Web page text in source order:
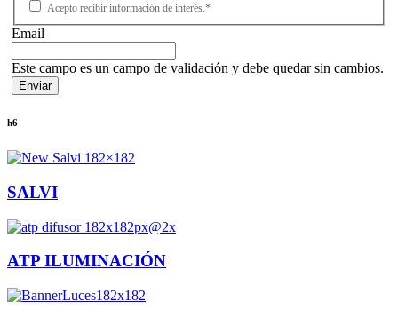
Acepto recibir información de interés.*
Email
Este campo es un campo de validación y debe quedar sin cambios.
h6
SALVI
ATP ILUMINACIÓN